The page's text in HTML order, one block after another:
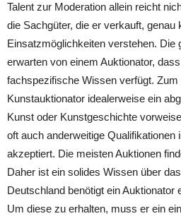
Talent zur Moderation allein reicht
die Sachgüter, die er verkauft, genau
Einsatzmöglichkeiten verstehen. Die
erwarten von einem Auktionator,
fachspezifische Wissen verfügt. Zum
Kunstauktionator idealerweise ein
Kunst oder Kunstgeschichte
oft auch anderweitige Qualifikationen
akzeptiert. Die meisten Auktionen
Daher ist ein solides Wissen über
Deutschland benötigt ein Auktionator
Um diese zu erhalten, muss er ein